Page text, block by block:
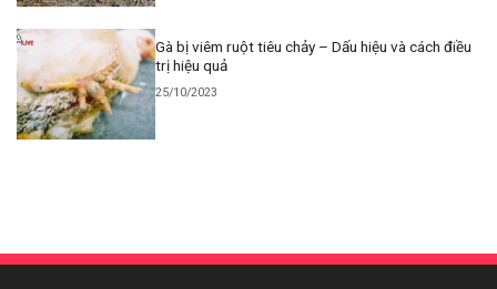
Gà bị viêm ruột tiêu chảy – Dấu hiệu và cách điều
trị hiệu quả
25/10/2023